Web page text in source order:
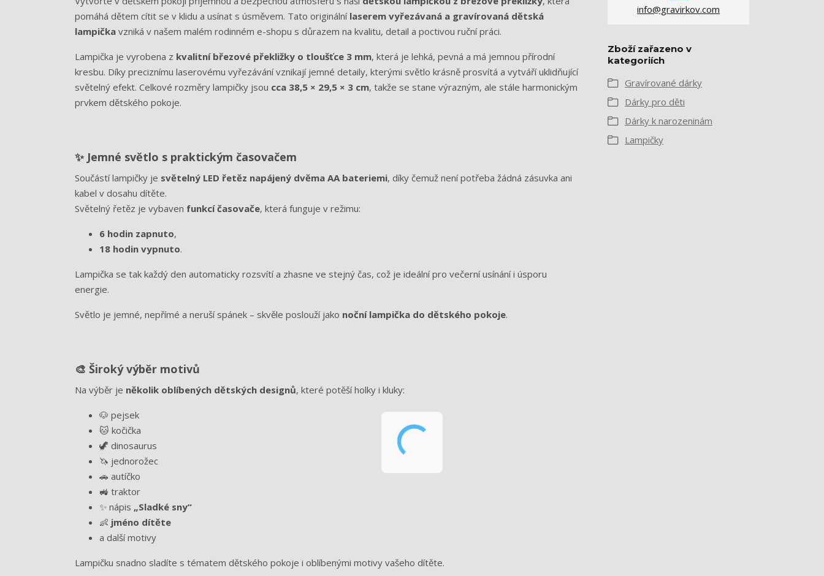
pomáhá dětem cítit se v klidu a usínat s úsměvem. Tato originální laserem vyřezávaná a gravírovaná dětská
lampička vzniká v našem malém rodinném e-shopu s důrazem na kvalitu, detail a poctivou ruční práci.
Lampička je vyrobena z kvalitní březové překližky o tloušťce 3 mm, která je lehká, pevná a má jemnou přírodní
kresbu. Díky preciznímu laserovému vyřezávání vznikají jemné detaily, kterými světlo krásně prosvítá a vytváří uklidňující
světelný efekt. Celkové rozměry lampičky jsou cca 38,5 × 29,5 × 3 cm, takže se stane výrazným, ale stále harmonickým
prvkem dětského pokoje.
✨ Jemné světlo s praktickým časovačem
Součástí lampičky je světelný LED řetěz napájený dvěma AA bateriemi, díky čemuž není potřeba žádná zásuvka ani
kabel v dosahu dítěte.
Světelný řetěz je vybaven funkcí časovače, která funguje v režimu:
6 hodin zapnuto,
18 hodin vypnuto.
Lampička se tak každý den automaticky rozsvítí a zhasne ve stejný čas, což je ideální pro večerní usínání i úsporu
energie.
Světlo je jemné, nepřímé a neruší spánek – skvěle poslouží jako noční lampička do dětského pokoje.
🎨 Široký výběr motivů
Na výběr je několik oblíbených dětských designů, které potěší holky i kluky:
🐶 pejsek
🐱 kočička
🦖 dinosaurus
🦄 jednorožec
🚗 autíčko
🚜 traktor
✨ nápis „Sladké sny“
👶 jméno dítěte
a další motivy
Lampičku snadno sladíte s tématem dětského pokoje i oblíbenými motivy vašeho dítěte.
info@gravirkov.com
Zboží zařazeno v
kategoriích
Gravírované dárky
Dárky pro děti
Dárky k narozeninám
Lampičky